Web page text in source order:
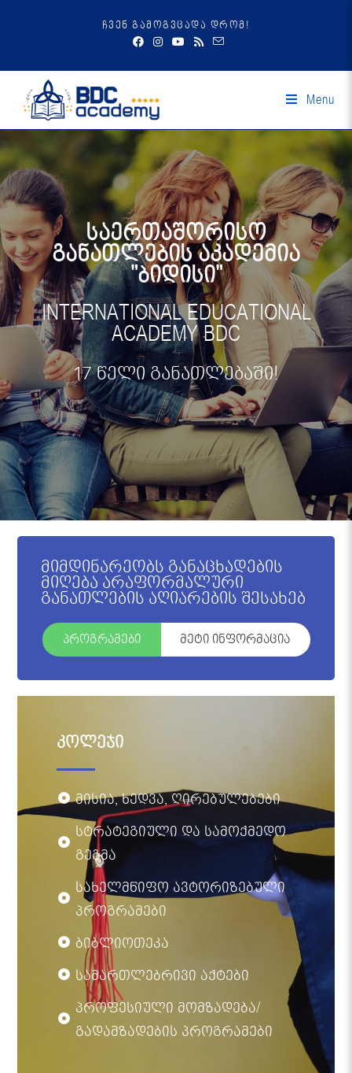
ჩვენ გამოგვცადა დრომ!
Menu
საერთაშორისო
განათლების აკადემია
"ბიდისი"
INTERNATIONAL EDUCATIONAL
ACADEMY BDC
17 წელი განათლებაში!
მიმდინარეობს განაცხადების
მიღება არაფორმალური
განათლების აღიარების შესახებ
პროგრამები მეტი ინფორმაცია
კოლეჯი
მისია, ხედვა, ღირებულებები
სტრატეგიული და სამოქმედო
გეგმა
სახელმწიფო ავტორიზებული
პროგრამები
ბიბლიოთეკა
სამართლებრივი აქტები
პროფესიული მომზადება/
გადამზადების პროგრამები